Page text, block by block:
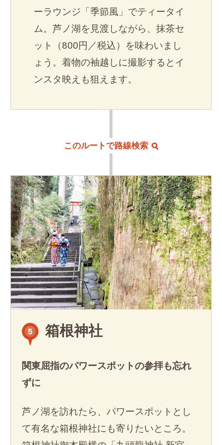
ーラウンジ「季節風」でティータイ
ム。芦ノ湖を見渡しながら、抹茶セ
ット（800円／税込）を味わいまし
ょう。着物の袖越しに撮影するとイ
ンスタ映えも狙えます。
このルートで路線検索
5 箱根神社
関東屈指のパワースポットの参拝も忘れ
ずに
芦ノ湖を訪れたら、パワースポットとし
て有名な箱根神社にも寄りたいところ。